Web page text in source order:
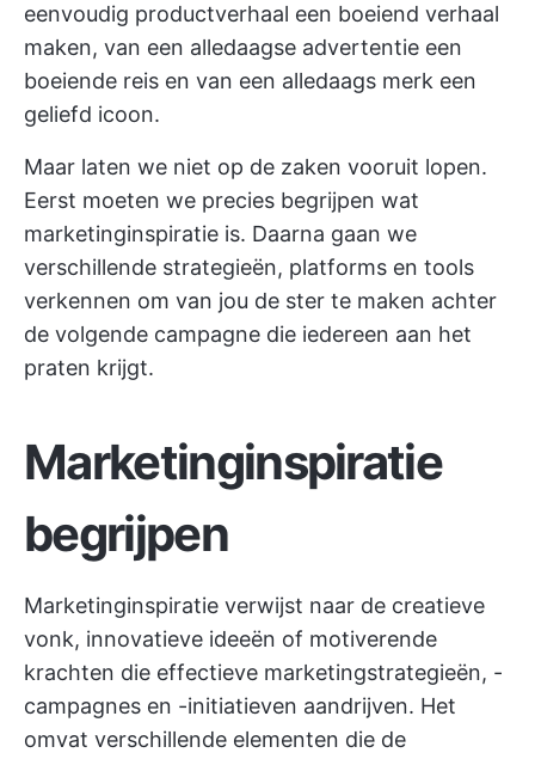
eenvoudig productverhaal een boeiend verhaal
maken, van een alledaagse advertentie een
boeiende reis en van een alledaags merk een
geliefd icoon.
Maar laten we niet op de zaken vooruit lopen.
Eerst moeten we precies begrijpen wat
marketinginspiratie is. Daarna gaan we
verschillende strategieën, platforms en tools
verkennen om van jou de ster te maken achter
de volgende campagne die iedereen aan het
praten krijgt.
Marketinginspiratie
begrijpen
Marketinginspiratie verwijst naar de creatieve
vonk, innovatieve ideeën of motiverende
krachten die effectieve marketingstrategieën, -
campagnes en -initiatieven aandrijven. Het
omvat verschillende elementen die de